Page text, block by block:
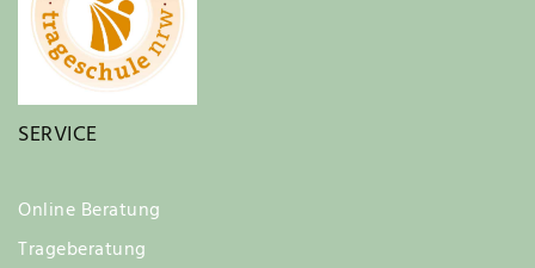
SERVICE
Online Beratung
Trageberatung